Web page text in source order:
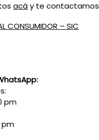
acáy te contactamos
CONSUMIDOR – SIC
pm
pm